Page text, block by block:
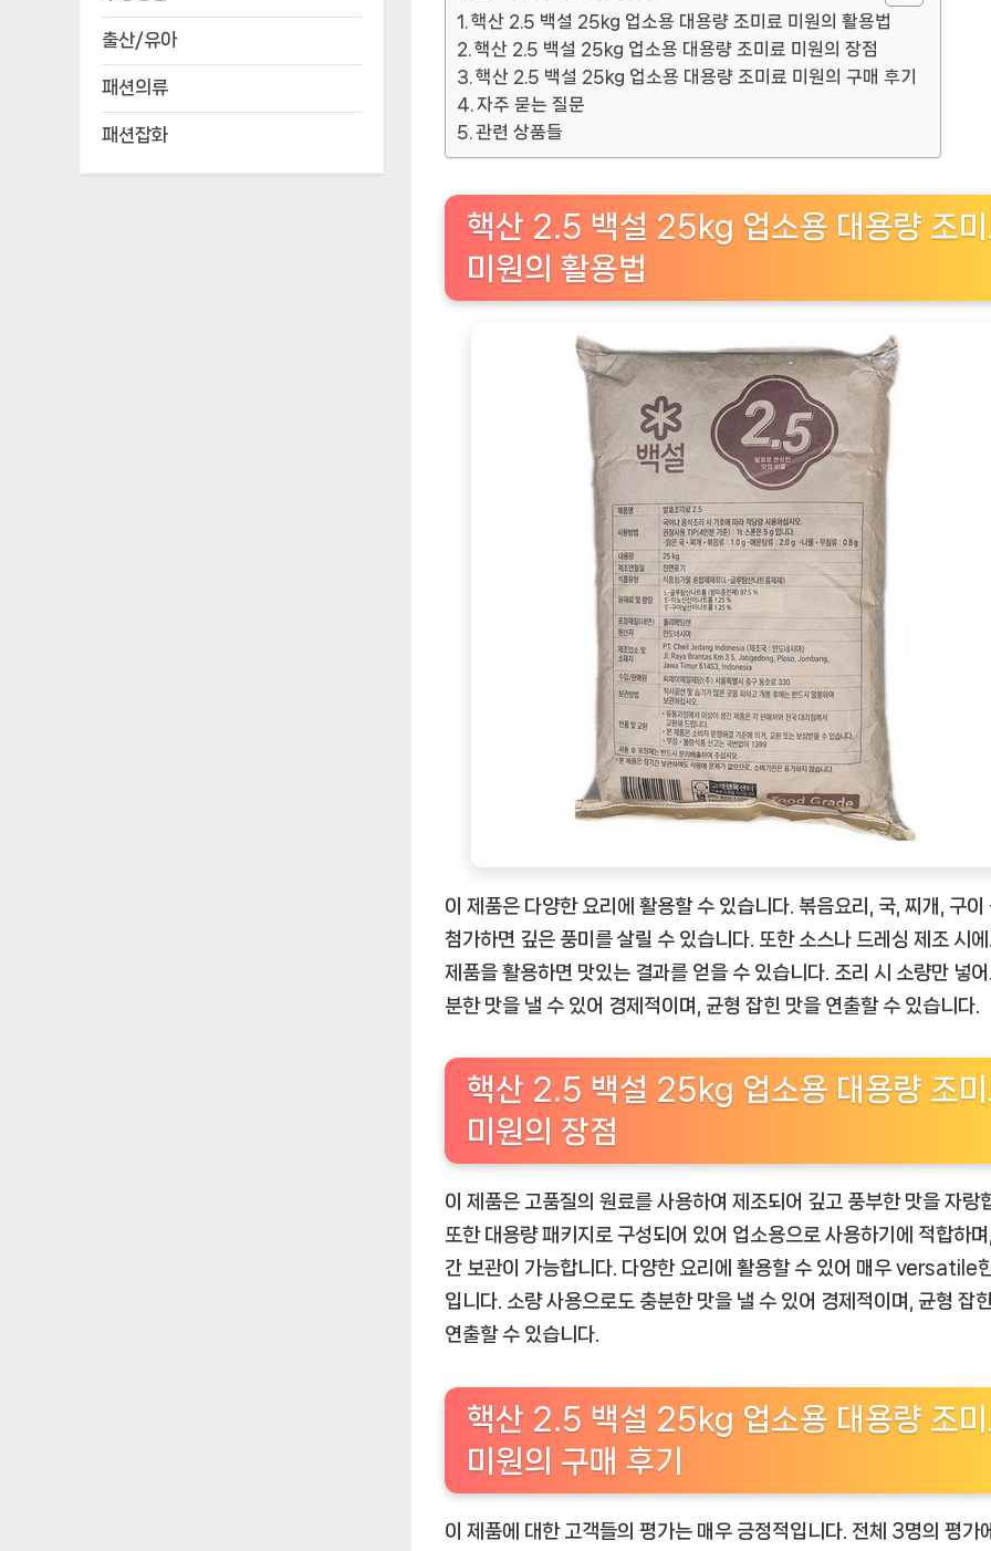
핵산 2.5 백설 25kg 업소용 대용량 조미료 미원의 활용법
핵산 2.5 백설 25kg 업소용 대용량 조미료 미원의 장점
핵산 2.5 백설 25kg 업소용 대용량 조미료 미원의 구매 후기
자주 묻는 질문
관련 상품들
핵산 2.5 백설 25kg 업소용 대용량 조
미원의 활용법
이 제품은 다양한 요리에 활용할 수 있습니다. 볶음요리, 국, 찌개, 구이
첨가하면 깊은 풍미를 살릴 수 있습니다. 또한 소스나 드레싱 제조 시
제품을 활용하면 맛있는 결과를 얻을 수 있습니다. 조리 시 소량만 넣
분한 맛을 낼 수 있어 경제적이며, 균형 잡힌 맛을 연출할 수 있습니다.
핵산 2.5 백설 25kg 업소용 대용량 조
미원의 장점
이 제품은 고품질의 원료를 사용하여 제조되어 깊고 풍부한 맛을 자랑
또한 대용량 패키지로 구성되어 있어 업소용으로 사용하기에 적합하
간 보관이 가능합니다. 다양한 요리에 활용할 수 있어 매우 versatile
입니다. 소량 사용으로도 충분한 맛을 낼 수 있어 경제적이며, 균형 잡
연출할 수 있습니다.
핵산 2.5 백설 25kg 업소용 대용량 조
미원의 구매 후기
이 제품에 대한 고객들의 평가는 매우 긍정적입니다. 전체 3명의 평가
출산/유아
패션의류
패션잡화